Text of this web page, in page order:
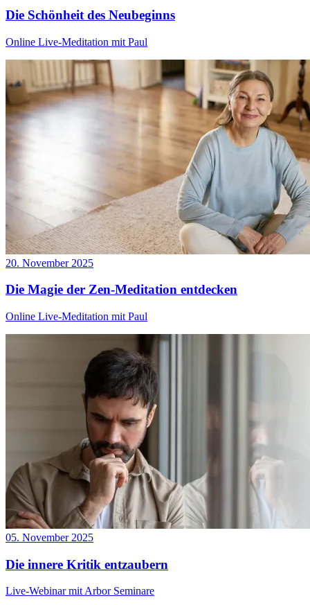
Die Schönheit des Neubeginns
Online Live-Meditation mit Paul
20. November 2025
Die Magie der Zen-Meditation entdecken
Online Live-Meditation mit Paul
05. November 2025
Die innere Kritik entzaubern
Live-Webinar mit Arbor Seminare